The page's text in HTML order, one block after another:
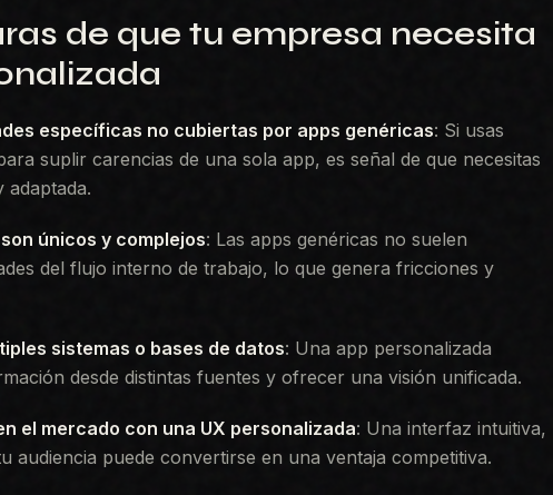
de que tu empresa necesita
específicas no cubiertas por apps genéricas: Si usas
suplir carencias de una sola app, es señal de que necesitas
adaptada.
únicos y complejos: Las apps genéricas no suelen
del flujo interno de trabajo, lo que genera fricciones y
sistemas o bases de datos: Una app personalizada
desde distintas fuentes y ofrecer una visión unificada.
el mercado con una UX personalizada: Una interfaz intuitiva,
audiencia puede convertirse en una ventaja competitiva.